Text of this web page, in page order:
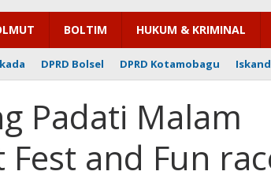
BOLTIM HUKUM & KRIMINAL
DPRD Bolsel DPRD Kotamobagu
Padati Malam
and Fun